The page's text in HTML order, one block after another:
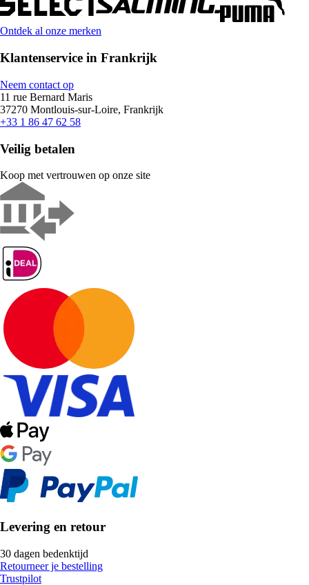
Ontdek al onze merken
Klantenservice in Frankrijk
Neem contact op
11 rue Bernard Maris
37270 Montlouis-sur-Loire, Frankrijk
+33 1 86 47 62 58
Veilig betalen
Koop met vertrouwen op onze site
Levering en retour
30 dagen bedenktijd
Retourneer je bestelling
Trustpilot